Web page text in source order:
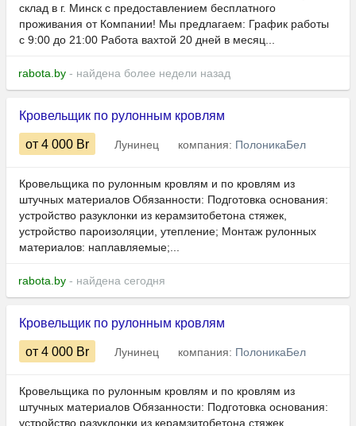
склад в г. Минск с предоставлением бесплатного
проживания от Компании! Мы предлагаем: График работы
с 9:00 до 21:00 Работа вахтой 20 дней в месяц...
rabota.by - найдена более недели назад
Кровельщик по рулонным кровлям
от 4 000 Br Лунинец компания: ПолоникаБел
Кровельщика по рулонным кровлям и по кровлям из
штучных материалов Обязанности: Подготовка основания:
устройство разуклонки из керамзитобетона стяжек,
устройство пароизоляции, утепление; Монтаж рулонных
материалов: наплавляемые;...
rabota.by - найдена сегодня
Кровельщик по рулонным кровлям
от 4 000 Br Лунинец компания: ПолоникаБел
Кровельщика по рулонным кровлям и по кровлям из
штучных материалов Обязанности: Подготовка основания:
устройство разуклонки из керамзитобетона стяжек,